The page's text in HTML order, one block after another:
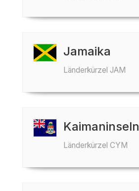
Jamaika
Länderkürzel JAM
Kaimaninseln
Länderkürzel CYM